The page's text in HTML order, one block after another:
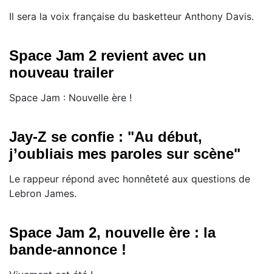
Il sera la voix française du basketteur Anthony Davis.
Space Jam 2 revient avec un
nouveau trailer
Space Jam : Nouvelle ère !
Jay-Z se confie : "Au début,
j’oubliais mes paroles sur scène"
Le rappeur répond avec honnêteté aux questions de
Lebron James.
Space Jam 2, nouvelle ère : la
bande-annonce !